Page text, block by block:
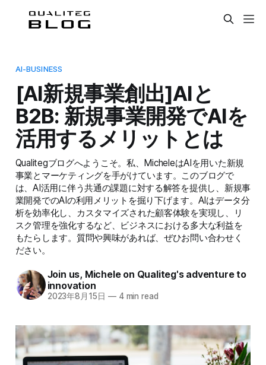
AI-BUSINESS
[AI新規事業創出]AIと
B2B: 新規事業開発でAIを
活用するメリットとは
Qualitegブログへようこそ。私、MicheleはAIを用いた新規
事業とマーケティングを手がけています。このブログで
は、AI活用に伴う共通の課題に対する解答を提供し、新規事
業開発でのAIの利用メリットを掘り下げます。AIはデータ分
析を効率化し、カスタマイズされた顧客体験を実現し、リ
スク管理を強化するなど、ビジネスにおける多大な利益を
もたらします。質問や興味があれば、ぜひお問い合わせく
ださい。
Join us, Michele on Qualiteg's adventure to
innovation
2023年8月15日 —4 min read